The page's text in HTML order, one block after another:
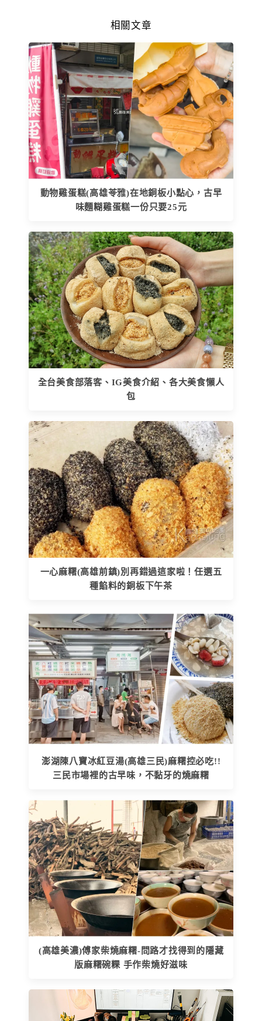
相關文章
動物雞蛋糕(高雄苓雅)在地銅板小點心，古早
味麵糊雞蛋糕一份只要25元
全台美食部落客、IG美食介紹、各大美食懶人
包
一心麻糬(高雄前鎮)別再錯過這家啦！任選五
種餡料的銅板下午茶
澎湖陳八寶冰紅豆湯(高雄三民)麻糬控必吃!!
三民市場裡的古早味，不黏牙的燒麻糬
(高雄美濃)傅家柴燒麻糬-問路才找得到的隱藏
版麻糬碗粿 手作柴燒好滋味